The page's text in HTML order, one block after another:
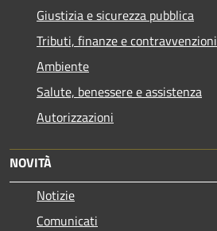
Giustizia e sicurezza pubblica
Tributi, finanze e contravvenzioni
Ambiente
Salute, benessere e assistenza
Autorizzazioni
NOVITÀ
Notizie
Comunicati